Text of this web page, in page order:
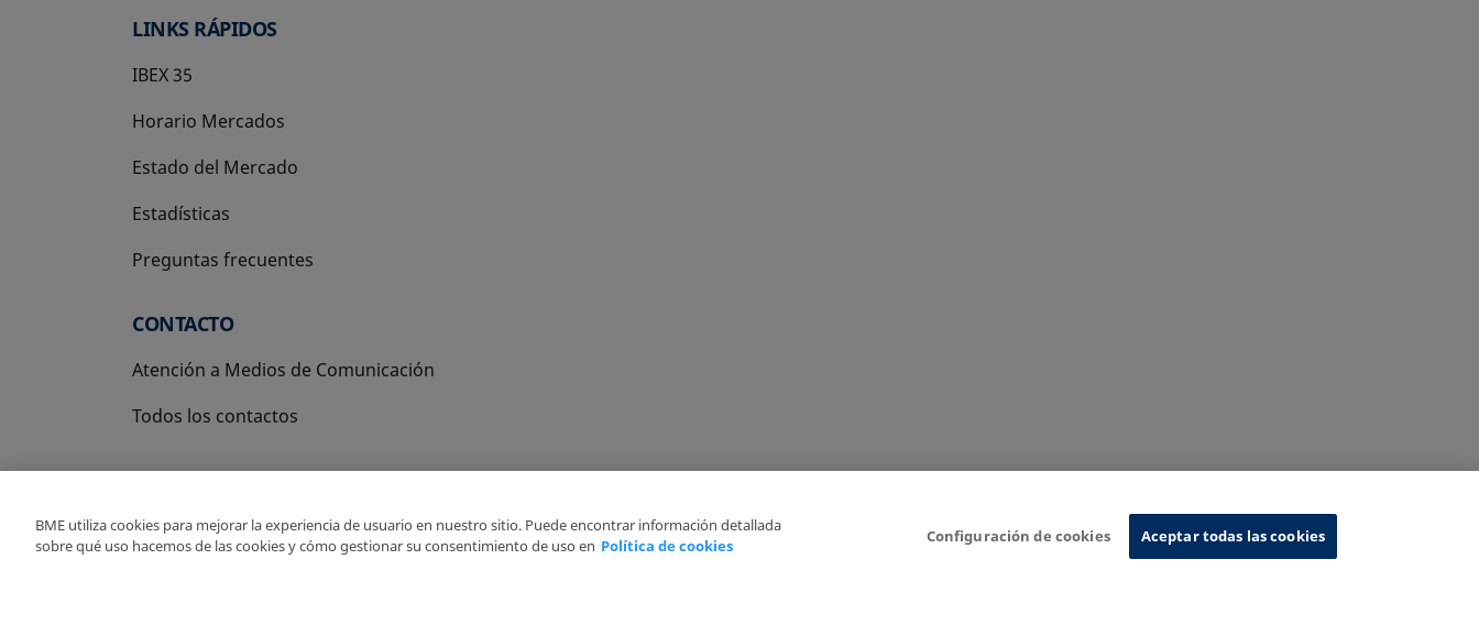
LINKS RÁPIDOS
IBEX 35
Horario Mercados
Estado del Mercado
Estadísticas
Preguntas frecuentes
CONTACTO
Atención a Medios de Comunicación
Todos los contactos
Copyright Ⓒ BME 2026 Sistema de Información
BME utiliza cookies para mejorar la experiencia de usuario en nuestro sitio. Puede encontrar información detallada
sobre qué uso hacemos de las cookies y cómo gestionar su consentimiento de uso en Política de cookies
Configuración de cookies Aceptar todas las cookies